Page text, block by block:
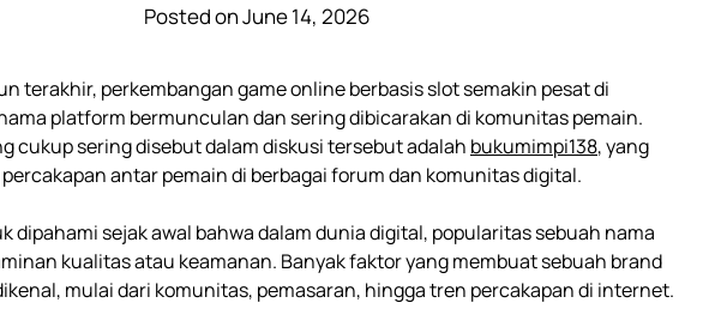
Posted on June 14, 2026
terakhir, perkembangan game online berbasis slot semakin pesat di
platform bermunculan dan sering dibicarakan di komunitas pemain.
cukup sering disebut dalam diskusi tersebut adalah bukumimpi138, yang
antar pemain di berbagai forum dan komunitas digital.
dipahami sejak awal bahwa dalam dunia digital, popularitas sebuah nama
kualitas atau keamanan. Banyak faktor yang membuat sebuah brand
mulai dari komunitas, pemasaran, hingga tren percakapan di internet.